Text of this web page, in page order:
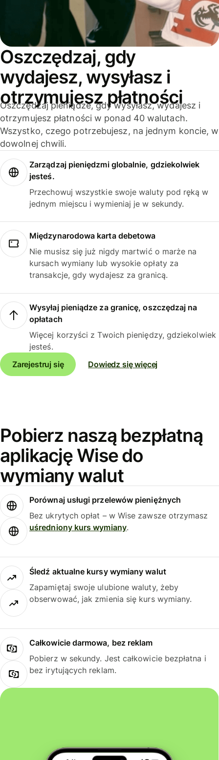
Oszczędzaj, gdy
wydajesz, wysyłasz i
otrzymujesz płatności
Oszczędzaj pieniądze, gdy wysyłasz, wydajesz i
otrzymujesz płatności w ponad 40 walutach.
Wszystko, czego potrzebujesz, na jednym koncie, w
dowolnej chwili.
Zarządzaj pieniędzmi globalnie, gdziekolwiek
jesteś.
Przechowuj wszystkie swoje waluty pod ręką w
jednym miejscu i wymieniaj je w sekundy.
Międzynarodowa karta debetowa
Nie musisz się już nigdy martwić o marże na
kursach wymiany lub wysokie opłaty za
transakcje, gdy wydajesz za granicą.
Wysyłaj pieniądze za granicę, oszczędzaj na
opłatach
Więcej korzyści z Twoich pieniędzy, gdziekolwiek
jesteś.
Zarejestruj się
Dowiedz się więcej
Pobierz naszą bezpłatną
aplikację Wise do
wymiany walut
Porównaj usługi przelewów pieniężnych
Bez ukrytych opłat – w Wise zawsze otrzymasz
uśredniony kurs wymiany.
Śledź aktualne kursy wymiany walut
Zapamiętaj swoje ulubione waluty, żeby
obserwować, jak zmienia się kurs wymiany.
Całkowicie darmowa, bez reklam
Pobierz w sekundy. Jest całkowicie bezpłatna i
bez irytujących reklam.